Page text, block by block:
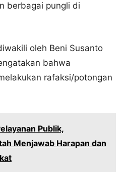
berbagai pungli di
oleh Beni Susanto
bahwa
rafaksi/potongan
Publik,
Menjawab Harapan dan